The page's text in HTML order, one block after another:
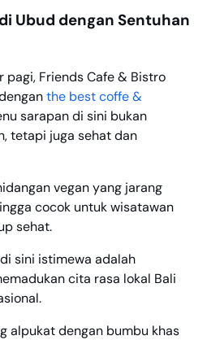
Ubud dengan Sentuhan
pagi, Friends Cafe & Bistro
the best coffe &
sarapan di sini bukan
tetapi juga sehat dan
vegan yang jarang
cocok untuk wisatawan
sehat.
sini istimewa adalah
cita rasa lokal Bali
alpukat dengan bumbu khas